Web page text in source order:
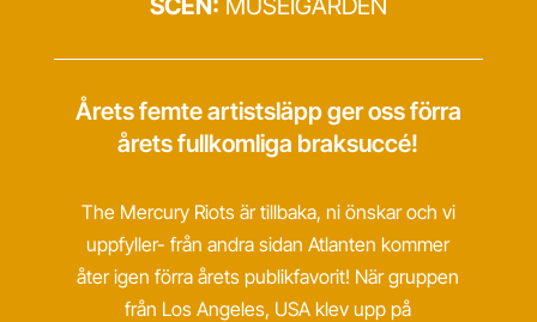
SCEN: MUSEIGÅRDEN
Årets femte artistsläpp ger oss förra
årets fullkomliga braksuccé!
The Mercury Riots är tillbaka, ni önskar och vi
uppfyller- från andra sidan Atlanten kommer
åter igen förra årets publikfavorit! När gruppen
från Los Angeles, USA klev upp på